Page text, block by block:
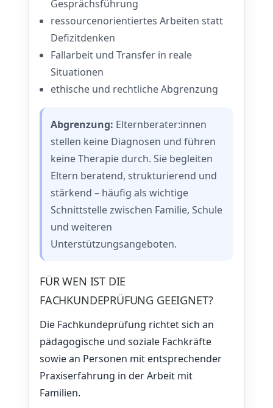
Gesprächsführung
ressourcenorientiertes Arbeiten statt
Defizitdenken
Fallarbeit und Transfer in reale
Situationen
ethische und rechtliche Abgrenzung
Abgrenzung: Elternberater:innen
stellen keine Diagnosen und führen
keine Therapie durch. Sie begleiten
Eltern beratend, strukturierend und
stärkend – häufig als wichtige
Schnittstelle zwischen Familie, Schule
und weiteren
Unterstützungsangeboten.
FÜR WEN IST DIE
FACHKUNDEPRÜFUNG GEEIGNET?
Die Fachkundeprüfung richtet sich an
pädagogische und soziale Fachkräfte
sowie an Personen mit entsprechender
Praxiserfahrung in der Arbeit mit
Familien.